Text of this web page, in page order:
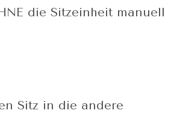
die Sitzeinheit manuell
Sitz in die andere